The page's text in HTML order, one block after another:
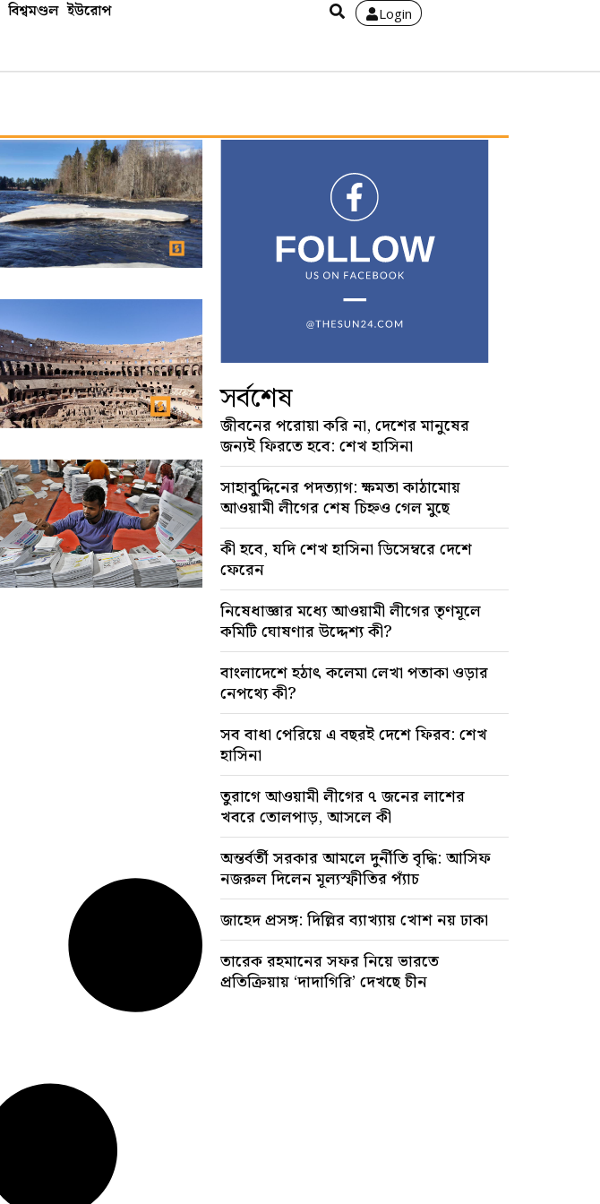
বিশ্বমণ্ডল ইউরোপ Login
সর্বশেষ
জীবনের পরোয়া করি না, দেশের মানুষের
জন্যই ফিরতে হবে: শেখ হাসিনা
সাহাবু্দ্দিনের পদত্যাগ: ক্ষমতা কাঠামোয়
আওয়ামী লীগের শেষ চিহ্নও গেল মুছে
কী হবে, যদি শেখ হাসিনা ডিসেম্বরে দেশে
ফেরেন
নিষেধাজ্ঞার মধ্যে আওয়ামী লীগের তৃণমূলে
কমিটি ঘোষণার উদ্দেশ্য কী?
বাংলাদেশে হঠাৎ কলেমা লেখা পতাকা ওড়ার
নেপথ্যে কী?
সব বাধা পেরিয়ে এ বছরই দেশে ফিরব: শেখ
হাসিনা
তুরাগে আওয়ামী লীগের ৭ জনের লাশের
খবরে তোলপাড়, আসলে কী
অন্তর্বর্তী সরকার আমলে দুর্নীতি বৃদ্ধি: আসিফ
নজরুল দিলেন মূল্যস্ফীতির প্যাঁচ
জাহেদ প্রসঙ্গ: দিল্লির ব্যাখ্যায় খোশ নয় ঢাকা
তারেক রহমানের সফর নিয়ে ভারতে
প্রতিক্রিয়ায় ‘দাদাগিরি’ দেখছে চীন